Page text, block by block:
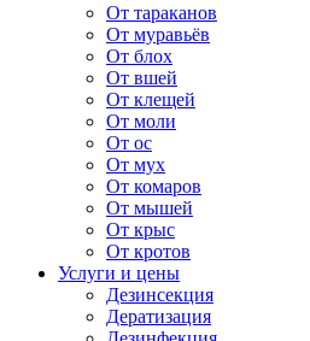
От тараканов
От муравьёв
От блох
От вшей
От клещей
От моли
От ос
От мух
От комаров
От мышей
От крыс
От кротов
Услуги и цены
Дезинсекция
Дератизация